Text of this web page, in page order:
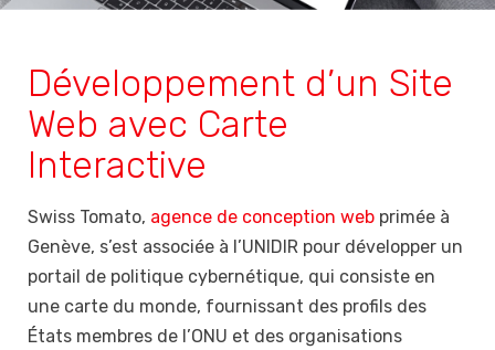
Développement d’un Site
Web avec Carte
Interactive
Swiss Tomato, agence de conception web primée à
Genève, s’est associée à l’UNIDIR pour développer un
portail de politique cybernétique, qui consiste en
une carte du monde, fournissant des profils des
États membres de l’ONU et des organisations